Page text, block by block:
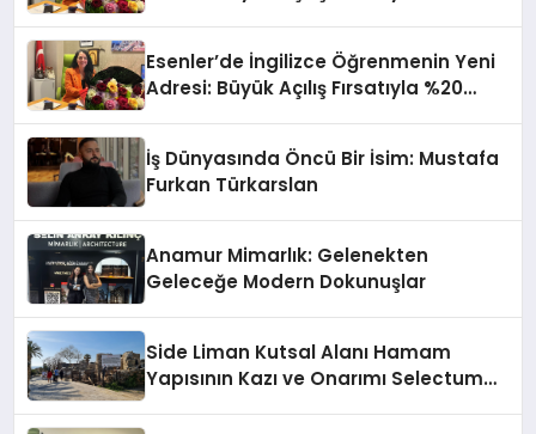
Esenler’de İngilizce Öğrenmenin Yeni
Adresi: Büyük Açılış Fırsatıyla %20
İş Dünyasında Öncü Bir İsim: Mustafa
Furkan Türkarslan
Anamur Mimarlık: Gelenekten
Geleceğe Modern Dokunuşlar
Side Liman Kutsal Alanı Hamam
Yapısının Kazı ve Onarımı Selectum